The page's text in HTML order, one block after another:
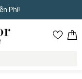
Phí!